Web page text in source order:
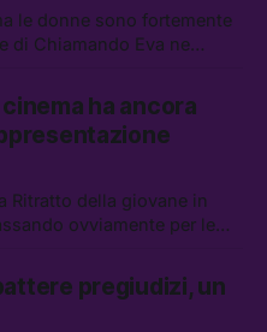
le donne sono fortemente
di Chiamando Eva ne
di donna in un
ha ancora
Ritratto della giovane in
ovviamente per le
pregiudizi, un